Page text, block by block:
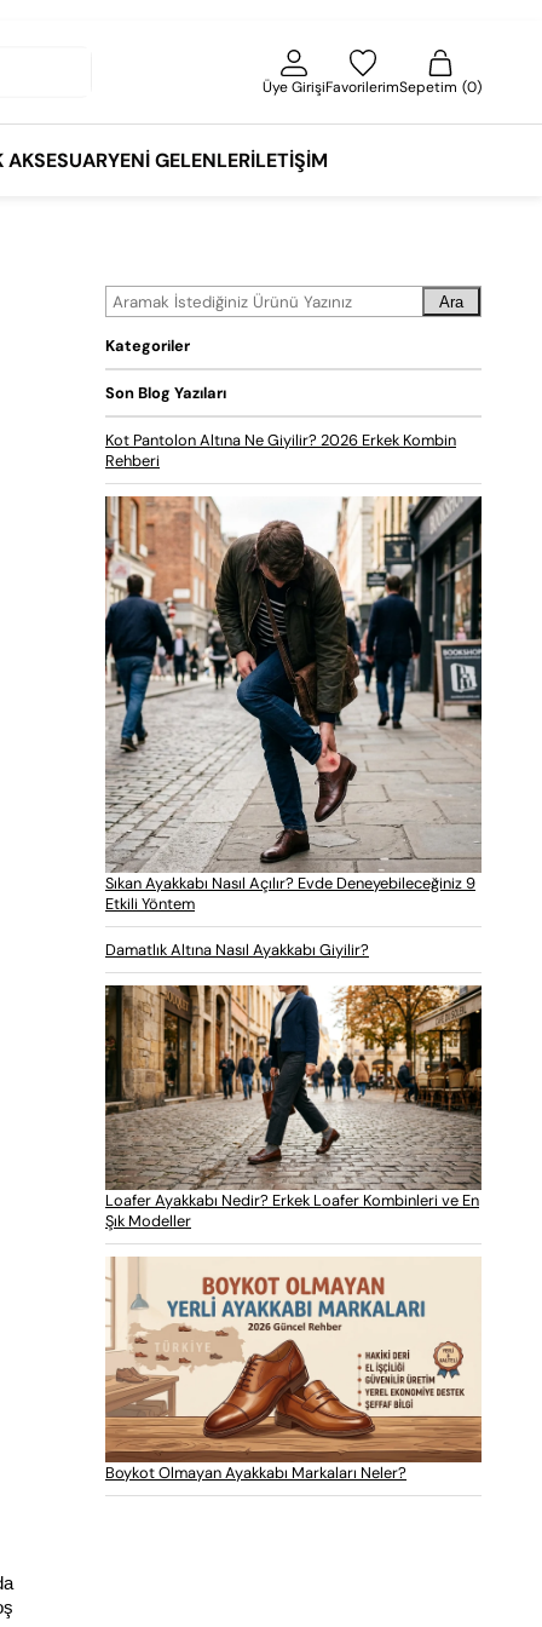
Üye GirişiFavorilerimSepetim 0
AKSESUARYENI GELENLERİLETIŞIM
Ara
Kategoriler
Son Blog Yazıları
Kot Pantolon Altına Ne Giyilir? 2026 Erkek Kombin
Rehberi
Sıkan Ayakkabı Nasıl Açılır? Evde Deneyebileceğiniz 9
Etkili Yöntem
Damatlık Altına Nasıl Ayakkabı Giyilir?
Loafer Ayakkabı Nedir? Erkek Loafer Kombinleri ve En
Şık Modeller
Boykot Olmayan Ayakkabı Markaları Neler?